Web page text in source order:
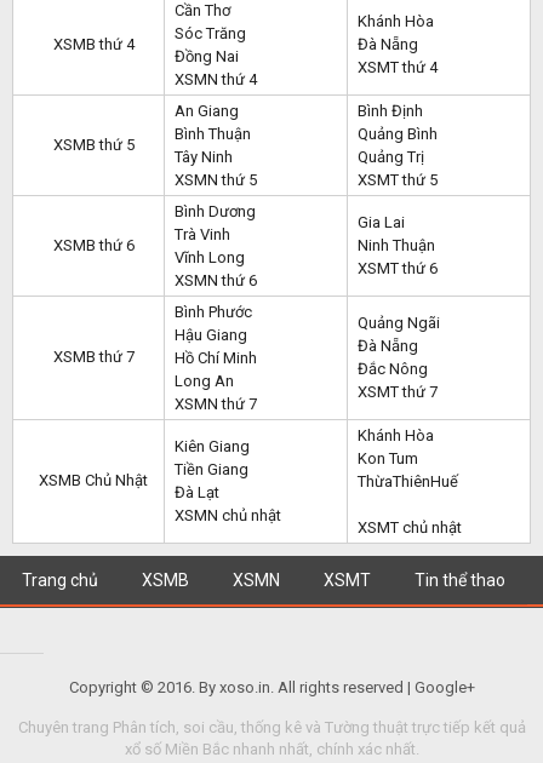
XSMB thứ 4
Cần Thơ
Sóc Trăng
Đồng Nai
XSMN thứ 4
Khánh Hòa
Đà Nẵng
XSMT thứ 4
XSMB thứ 5
An Giang
Bình Thuận
Tây Ninh
XSMN thứ 5
Bình Định
Quảng Bình
Quảng Trị
XSMT thứ 5
XSMB thứ 6
Bình Dương
Trà Vinh
Vĩnh Long
XSMN thứ 6
Gia Lai
Ninh Thuận
XSMT thứ 6
XSMB thứ 7
Bình Phước
Hậu Giang
Hồ Chí Minh
Long An
XSMN thứ 7
Quảng Ngãi
Đà Nẵng
Đắc Nông
XSMT thứ 7
XSMB Chủ Nhật
Kiên Giang
Tiền Giang
Đà Lạt
XSMN chủ nhật
Khánh Hòa
Kon Tum
ThừaThiênHuế
XSMT chủ nhật
Trang chủ XSMB XSMN XSMT Tin thể thao
Copyright © 2016. By xoso.in. All rights reserved | Google+
Chuyên trang Phân tích, soi cầu, thống kê và Tường thuật trực tiếp kết quả
xổ số Miền Bắc nhanh nhất, chính xác nhất.